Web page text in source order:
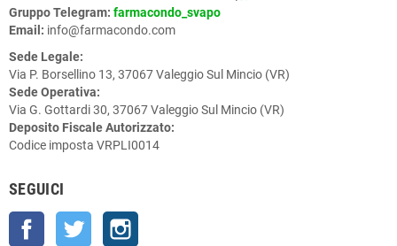
Gruppo Telegram: farmacondo_svapo
Email: info@farmacondo.com
Sede Legale:
Via P. Borsellino 13, 37067 Valeggio Sul Mincio (VR)
Sede Operativa:
Via G. Gottardi 30, 37067 Valeggio Sul Mincio (VR)
Deposito Fiscale Autorizzato:
Codice imposta VRPLI0014
SEGUICI
Facebook Twitter